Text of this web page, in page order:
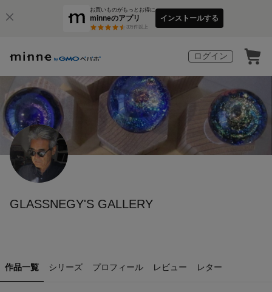
お買いものがもっとお得に
minneのアプリ
3万件以上
インストールする
ログイン
GLASSNEGY'S GALLERY
作品一覧 シリーズ プロフィール レビュー レター